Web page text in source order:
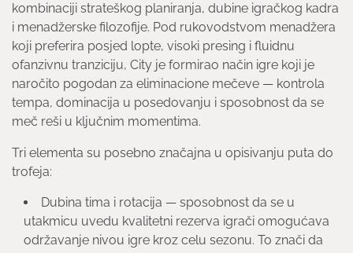
kombinaciji strateškog planiranja, dubine igračkog kadra
i menadžerske filozofije. Pod rukovodstvom menadžera
koji preferira posjed lopte, visoki presing i fluidnu
ofanzivnu tranziciju, City je formirao način igre koji je
naročito pogodan za eliminacione mečeve — kontrola
tempa, dominacija u posedovanju i sposobnost da se
meč reši u ključnim momentima.
Tri elementa su posebno značajna u opisivanju puta do
trofeja:
Dubina tima i rotacija — sposobnost da se u
utakmicu uvedu kvalitetni rezerva igrači omogućava
održavanje nivou igre kroz celu sezonu. To znači da